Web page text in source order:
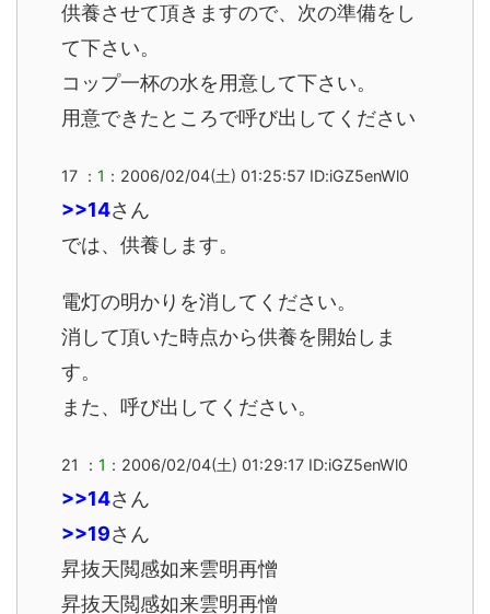
供養させて頂きますので、次の準備をし
て下さい。
コップ一杯の水を用意して下さい。
用意できたところで呼び出してください
17 ： 1 ：2006/02/04(土) 01:25:57 ID:iGZ5enWl0
>>14さん
では、供養します。
電灯の明かりを消してください。
消して頂いた時点から供養を開始しま
す。
また、呼び出してください。
21 ： 1 ：2006/02/04(土) 01:29:17 ID:iGZ5enWl0
>>14さん
>>19さん
昇抜天閲感如来雲明再憎
昇抜天閲感如来雲明再憎